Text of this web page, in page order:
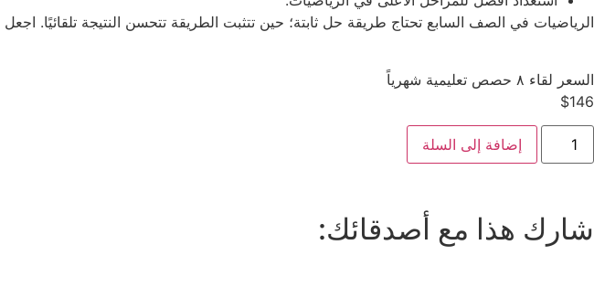
الرياضيات في الصف السابع تحتاج طريقة حل ثابتة؛ حين تتثبت الطريقة تتحسن النتيجة تلقائيًا.
السعر لقاء ٨ حصص تعليمية شهرياً
$146
إضافة إلى السلة
شارك هذا مع أصدقائك: